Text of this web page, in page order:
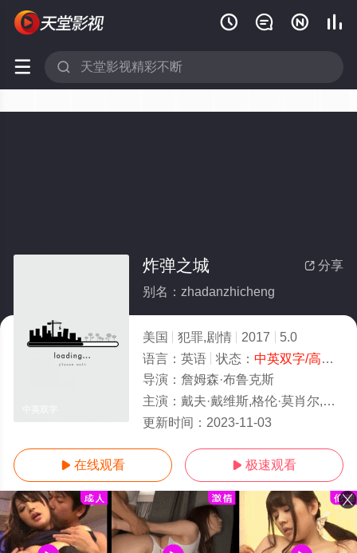
   
 
 分享
炸弹之城
别名：zhadanzhicheng
美国 犯罪,剧情 2017
5.0
语言： 英语 状态： 中英双字/高清
导演： 詹姆森·布鲁克斯
主演： 戴夫·戴维斯,格伦·莫肖尔,罗根·霍夫曼,罗蕾莱·林克莱特,艾迪·哈塞尔
更新时间： 2023-11-03
 在线观看  极速观看